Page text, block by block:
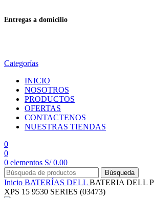
Entregas a domicilio
Categorías
INICIO
NOSOTROS
PRODUCTOS
OFERTAS
CONTACTENOS
NUESTRAS TIENDAS
0
0
0 elementos S/0.00
Búsqueda
Inicio BATERÍAS DELL BATERIA DELL
XPS 15 9530 SERIES (03473)